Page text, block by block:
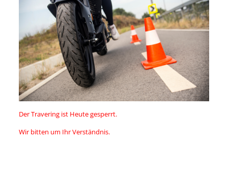
Der Travering ist Heute gesperrt.
Wir bitten um Ihr Verständnis.